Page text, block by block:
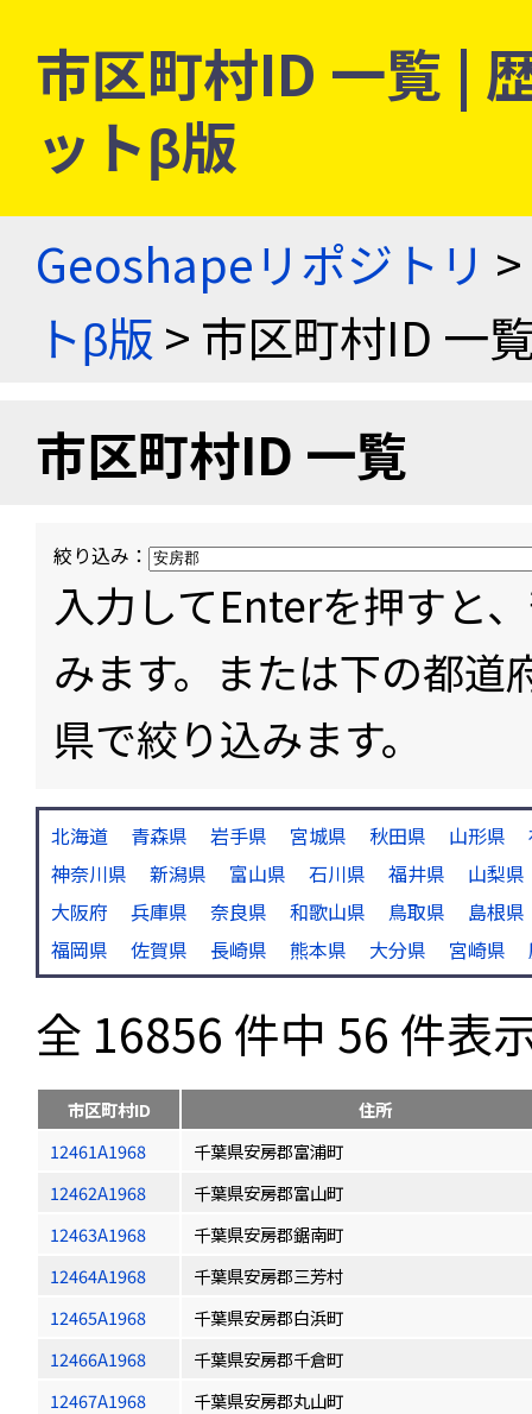
市区町村ID 一覧 |
ットβ版
Geoshapeリポジトリ >
トβ版 > 市区町村ID 一
市区町村ID 一覧
絞り込み：
入力してEnterを押すと
みます。または下の都道
県で絞り込みます。
北海道 青森県 岩手県 宮城県 秋田県 山形県
神奈川県
新潟県 富山県 石川県 福井県
山梨県
大阪府
兵庫県 奈良県 和歌山県 鳥取県
島根県
福岡県
佐賀県 長崎県 熊本県 大分県 宮崎県
全 16856 件中 56 件表
市区町村ID
住所
12461A1968
千葉県安房郡富浦町
12462A1968
千葉県安房郡富山町
12463A1968
千葉県安房郡鋸南町
12464A1968
千葉県安房郡三芳村
12465A1968
千葉県安房郡白浜町
12466A1968
千葉県安房郡千倉町
12467A1968
千葉県安房郡丸山町